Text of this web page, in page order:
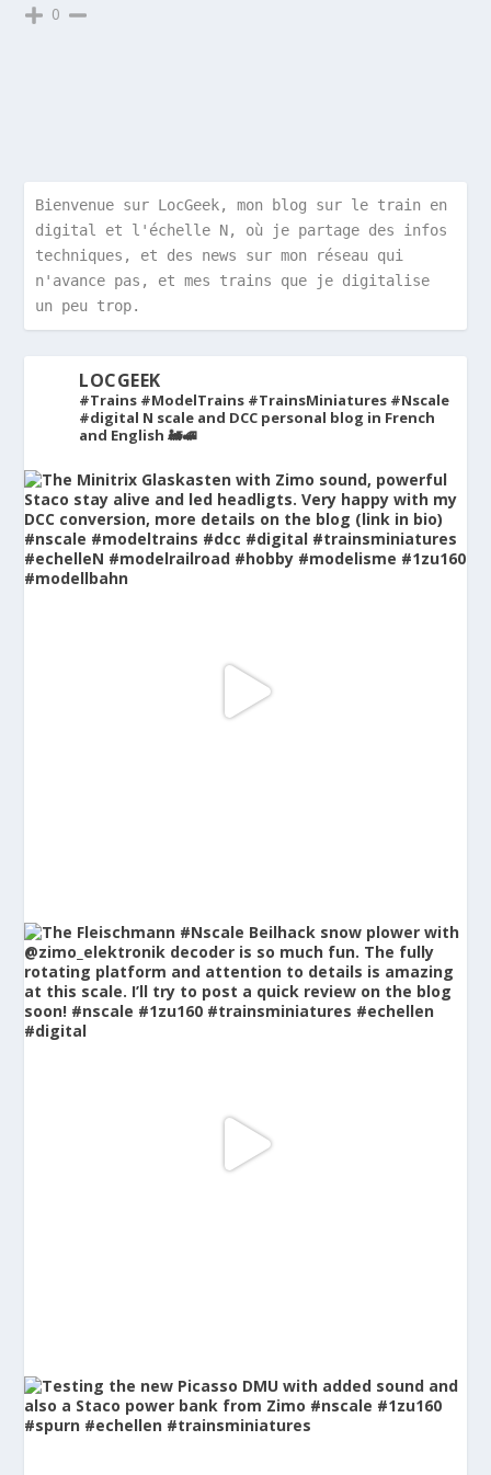
0
Bienvenue sur LocGeek, mon blog sur le train en
digital et l'échelle N, où je partage des infos
techniques, et des news sur mon réseau qui
n'avance pas, et mes trains que je digitalise
un peu trop.
LOCGEEK
#Trains #ModelTrains #TrainsMiniatures #Nscale
#digital N scale and DCC personal blog in French
and English 🚂🚅